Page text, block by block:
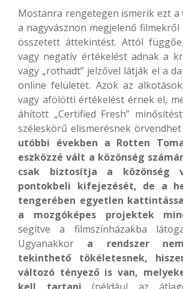
Mostanra rengetegen ismerik ezt a
a nagyvásznon megjelenő
összetett áttekintést. Attól
vagy negatív értékelést adnak a
vagy „rothadt” jelzővel látják el a
online felületet. Azok az
vagy afölötti értékelést érnek el,
áhított „Certified Fresh”
széleskörű elismerésnek
utóbbi években a Rotten
eszközzé vált a közönség
csak biztosítja a közönség
pontokbeli kifejezését, de a
tengerében egyetlen
a mozgóképes projektek
segítve a filmszínházakba
Ugyanakkor a rendszer
tekinthető tökéletesnek,
változó tényező is van,